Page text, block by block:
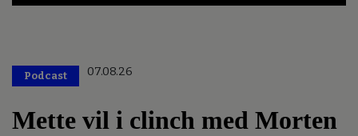
Podcast 07.08.26
Mette vil i clinch med Morten